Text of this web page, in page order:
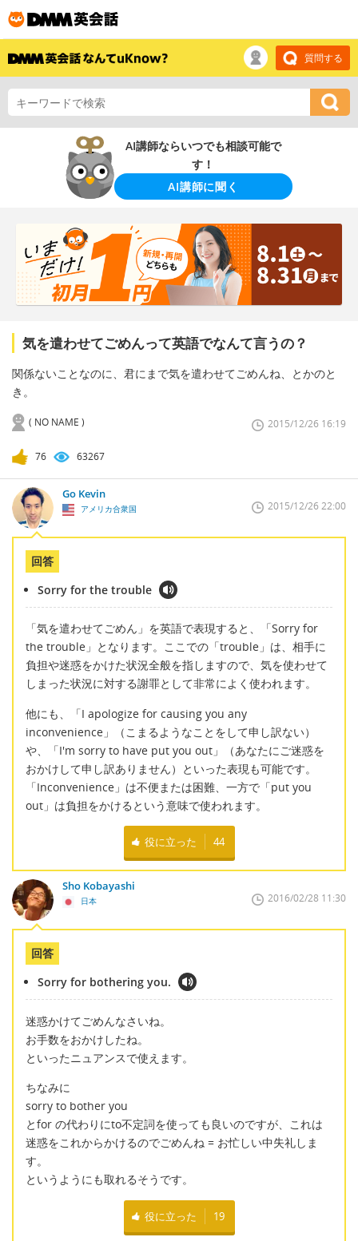
質問する
AI講師ならいつでも相談可能で
す！
AI講師に聞く
気を遣わせてごめんって英語でなんて言うの？
関係ないことなのに、君にまで気を遣わせてごめんね、とかのと
き。
( NO NAME ) 2015/12/26 16:19
76 63267
Go Kevin
アメリカ合衆国 2015/12/26 22:00
回答
Sorry for the trouble
「気を遣わせてごめん」を英語で表現すると、「Sorry for
the trouble」となります。ここでの「trouble」は、相手に
負担や迷惑をかけた状況全般を指しますので、気を使わせて
しまった状況に対する謝罪として非常によく使われます。
他にも、「I apologize for causing you any
inconvenience」（こまるようなことをして申し訳ない）
や、「I'm sorry to have put you out」（あなたにご迷惑を
おかけして申し訳ありません）といった表現も可能です。
「Inconvenience」は不便または困難、一方で「put you
out」は負担をかけるという意味で使われます。
役に立った 44
Sho Kobayashi
日本 2016/02/28 11:30
回答
Sorry for bothering you.
迷惑かけてごめんなさいね。
お手数をおかけしたね。
といったニュアンスで使えます。
ちなみに
sorry to bother you
とfor の代わりにto不定詞を使っても良いのですが、これは
迷惑をこれからかけるのでごめんね = お忙しい中失礼しま
す。
というようにも取れるそうです。
役に立った 19